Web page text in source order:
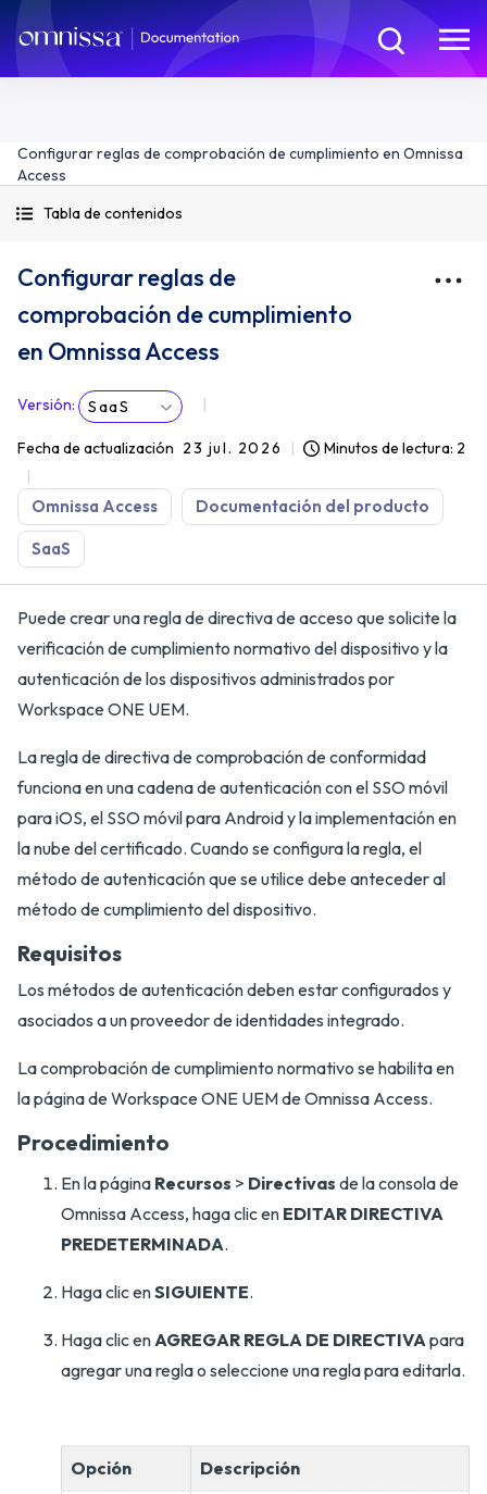
Configurar reglas de comprobación de cumplimiento en Omnissa
Access
Tabla de contenidos
Configurar reglas de
comprobación de cumplimiento
en Omnissa Access
Versión: SaaS
Fecha de actualización 23 jul. 2026 Minutos de lectura: 2
Omnissa Access Documentación del producto
SaaS
Puede crear una regla de directiva de acceso que solicite la
verificación de cumplimiento normativo del dispositivo y la
autenticación de los dispositivos administrados por
Workspace ONE UEM.
La regla de directiva de comprobación de conformidad
funciona en una cadena de autenticación con el SSO móvil
para iOS, el SSO móvil para Android y la implementación en
la nube del certificado. Cuando se configura la regla, el
método de autenticación que se utilice debe anteceder al
método de cumplimiento del dispositivo.
Requisitos
Los métodos de autenticación deben estar configurados y
asociados a un proveedor de identidades integrado.
La comprobación de cumplimiento normativo se habilita en
la página de Workspace ONE UEM de Omnissa Access.
Procedimiento
En la página Recursos > Directivas de la consola de
Omnissa Access, haga clic en EDITAR DIRECTIVA
PREDETERMINADA.
Haga clic enSIGUIENTE.
Haga clic enAGREGAR REGLA DE DIRECTIVApara
agregar una regla o seleccione una regla para editarla.
Opción Descripción